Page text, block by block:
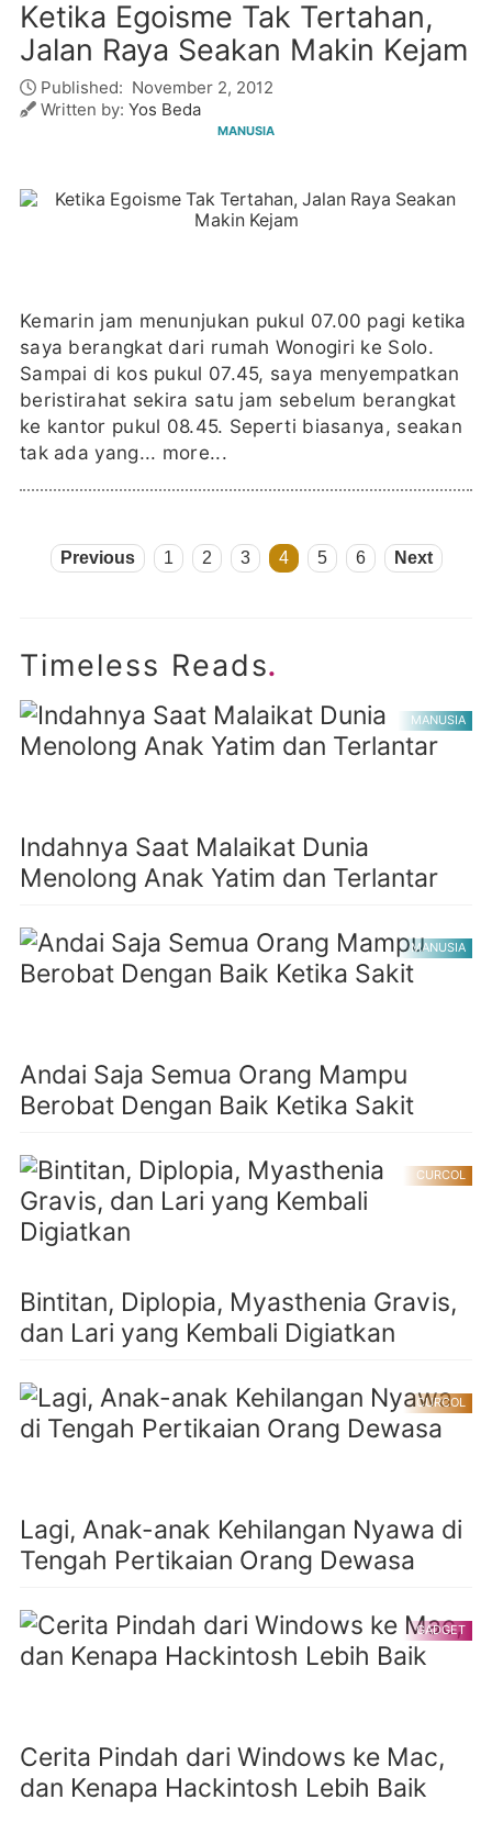
Ketika Egoisme Tak Tertahan,
Jalan Raya Seakan Makin Kejam
Published: November 2, 2012
Written by: Yos Beda
MANUSIA
Kemarin jam menunjukan pukul 07.00 pagi ketika
saya berangkat dari rumah Wonogiri ke Solo.
Sampai di kos pukul 07.45, saya menyempatkan
beristirahat sekira satu jam sebelum berangkat
ke kantor pukul 08.45. Seperti biasanya, seakan
tak ada yang... more...
Previous 1 2 3 4 5 6 Next
Timeless Reads.
MANUSIA
Indahnya Saat Malaikat Dunia
Menolong Anak Yatim dan Terlantar
MANUSIA
Andai Saja Semua Orang Mampu
Berobat Dengan Baik Ketika Sakit
CURCOL
Bintitan, Diplopia, Myasthenia Gravis,
dan Lari yang Kembali Digiatkan
CURCOL
Lagi, Anak-anak Kehilangan Nyawa di
Tengah Pertikaian Orang Dewasa
GADGET
Cerita Pindah dari Windows ke Mac,
dan Kenapa Hackintosh Lebih Baik